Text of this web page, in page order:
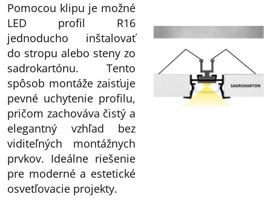
Pomocou klipu je možné
LED profil R16
jednoducho inštalovať
do stropu alebo steny zo
sadrokartónu. Tento
spôsob montáže zaisťuje
pevné uchytenie profilu,
pričom zachováva čistý a
elegantný vzhľad bez
viditeľných montážnych
prvkov. Ideálne riešenie
pre moderné a estetické
osvetľovacie projekty.